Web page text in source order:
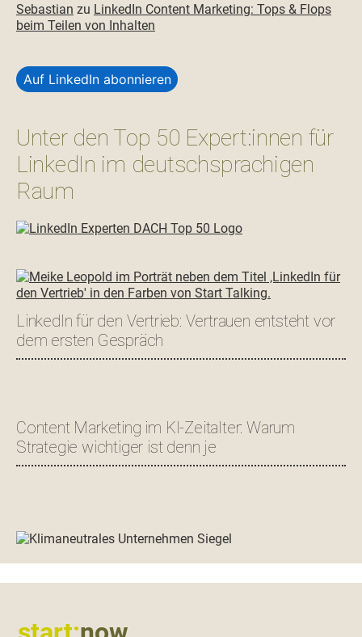
Sebastian zu LinkedIn Content Marketing: Tops & Flops
beim Teilen von Inhalten
Auf LinkedIn abonnieren
Unter den Top 50 Expert:innen für
LinkedIn im deutschsprachigen
Raum
LinkedIn für den Vertrieb: Vertrauen entsteht vor
dem ersten Gespräch
Content Marketing im KI-Zeitalter: Warum
Strategie wichtiger ist denn je